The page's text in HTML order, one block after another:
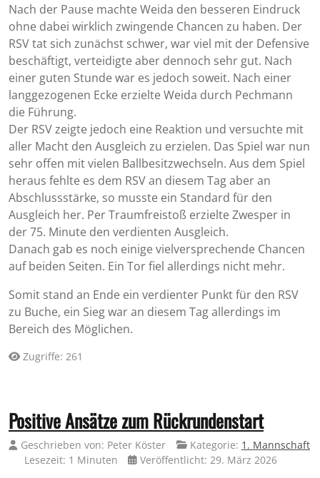
Nach der Pause machte Weida den besseren Eindruck
ohne dabei wirklich zwingende Chancen zu haben. Der
RSV tat sich zunächst schwer, war viel mit der Defensive
beschäftigt, verteidigte aber dennoch sehr gut. Nach
einer guten Stunde war es jedoch soweit. Nach einer
langgezogenen Ecke erzielte Weida durch Pechmann
die Führung.
Der RSV zeigte jedoch eine Reaktion und versuchte mit
aller Macht den Ausgleich zu erzielen. Das Spiel war nun
sehr offen mit vielen Ballbesitzwechseln. Aus dem Spiel
heraus fehlte es dem RSV an diesem Tag aber an
Abschlussstärke, so musste ein Standard für den
Ausgleich her. Per Traumfreistoß erzielte Zwesper in
der 75. Minute den verdienten Ausgleich.
Danach gab es noch einige vielversprechende Chancen
auf beiden Seiten. Ein Tor fiel allerdings nicht mehr.
Somit stand an Ende ein verdienter Punkt für den RSV
zu Buche, ein Sieg war an diesem Tag allerdings im
Bereich des Möglichen.
Zugriffe: 261
Positive Ansätze zum Rückrundenstart
Geschrieben von: Peter Köster Kategorie: 1. Mannschaft
Lesezeit: 1 Minuten
Veröffentlicht: 29. März 2026